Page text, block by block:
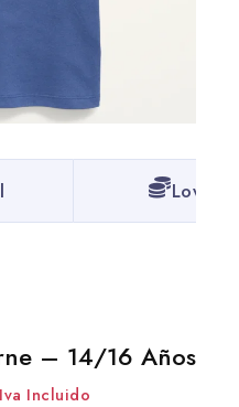
Lowest
– 14/16 Años
Iva Incluido